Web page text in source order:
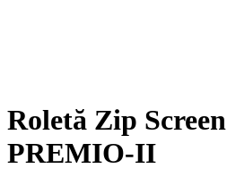
Roletă Zip Screen
PREMIO-II